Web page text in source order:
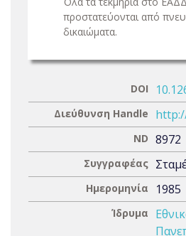
προστατεύονται από
δικαιώματα.
DOI
Διεύθυνση Handle
ND 8972
Συγγραφέας
Ημερομηνία 1985
Ίδρυμα